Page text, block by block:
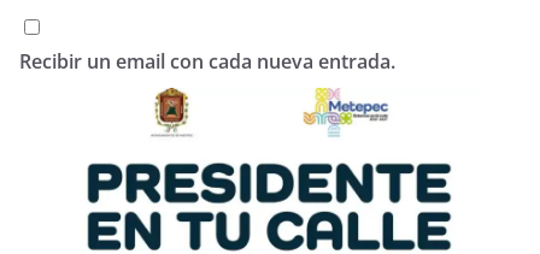
Recibir un email con cada nueva entrada.